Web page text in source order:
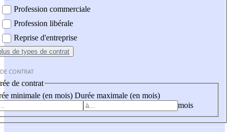
Profession commerciale
Profession libérale
Reprise d'entreprise
de types de contrat
CONTRAT
de contrat
minimale (en mois) Durée maximale (en mois)
mois